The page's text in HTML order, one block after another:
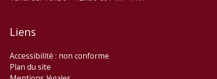
Liens
Accessibilité : non conforme
Plan du site